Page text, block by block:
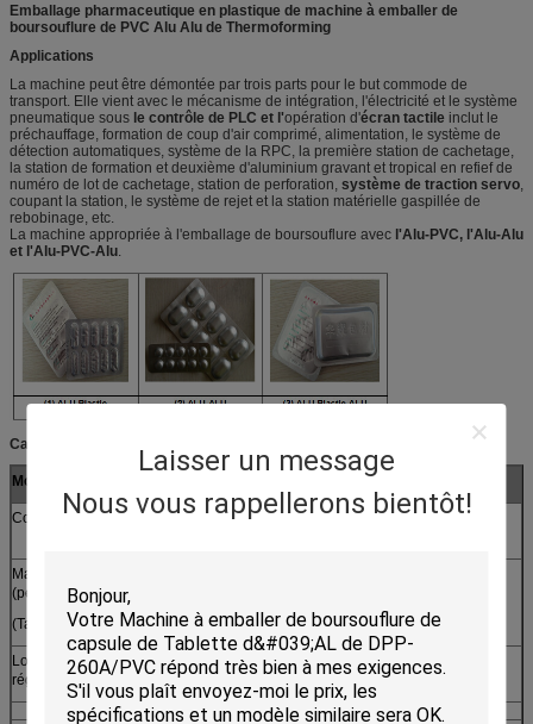
Laisser un message
Nous vous rappellerons bientôt!
Emballage pharmaceutique en plastique de machine à emballer de
boursouflure de PVC Alu Alu de Thermoforming
Applications
La machine peut être démontée par trois parts pour le but commode de
transport. Elle vient avec le mécanisme de intégration, l'électricité et le système
pneumatique sous le contrôle de PLC et l'opération d'écran tactile inclut le
préchauffage, formation de coup d'air comprimé, alimentation, le système de
détection automatiques, système de la RPC, la première station de cachetage,
la station de formation et deuxième d'aluminium gravant et tropical en refief de
numéro de lot de cachetage, station de perforation, système de traction servo,
coupant la station, le système de rejet et la station matérielle gaspillée de
rebobinage, etc.
La machine appropriée à l'emballage de boursouflure avec l'Alu-PVC, l'Alu-Alu
et l'Alu-PVC-Alu.
Caractéristiques
Modèle
Corps de machine
Acier inoxydable 304 /316 (le contact médicinal peut
Masquant la fréquence
(périodes/minute)
(Taille standard 57*80)
Longueur de traction
réglable
30-120mm